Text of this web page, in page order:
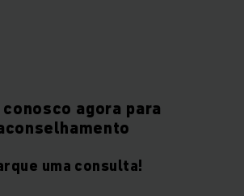
agora para
uma consulta!